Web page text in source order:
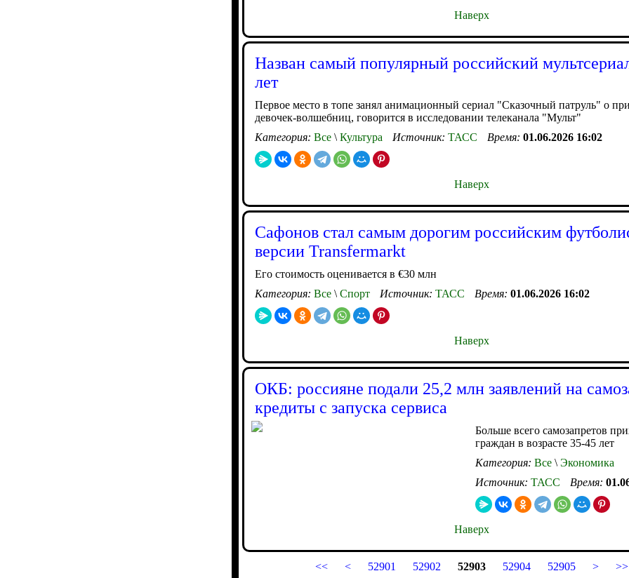
Наверх
Назван самый популярный российский
лет
Первое место в топе занял анимационный сериал "Сказочный патруль" о
девочек-волшебниц, говорится в исследовании телеканала "Мульт"
Категория: Все \ Культура Источник: ТАСС Время: 01.06.2026 16:02
Наверх
Сафонов стал самым дорогим российским
версии Transfermarkt
Его стоимость оценивается в €30 млн
Категория: Все \ Спорт Источник: ТАСС Время: 01.06.2026 16:02
Наверх
ОКБ: россияне подали 25,2 млн заявлений на
кредиты с запуска сервиса
Больше всего самозапретов
граждан в возрасте 35-45 лет
Категория: Все \ Экономика
Источник: ТАСС Время:
Наверх
<< < 52901 52902 52903 52904 52905 > >>